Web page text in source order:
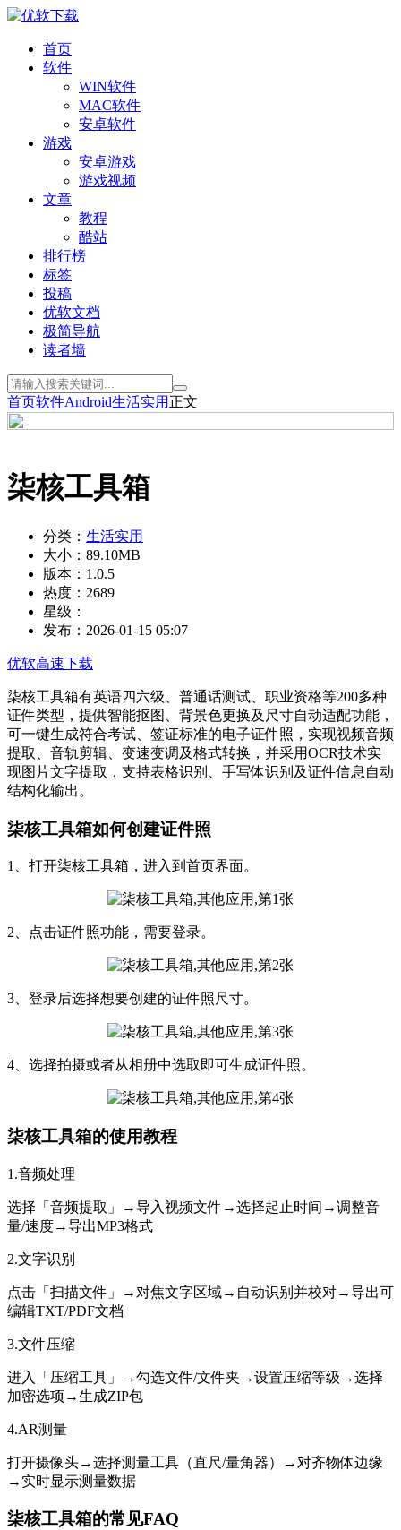
首页
软件
WIN软件
MAC软件
安卓软件
游戏
安卓游戏
游戏视频
文章
教程
酷站
排行榜
标签
投稿
优软文档
极简导航
读者墙
首页软件Android生活实用 正文
柒核工具箱
分类： 生活实用
大小： 89.10MB
版本： 1.0.5
热度： 2689
星级：
发布： 2026-01-15 05:07
优软高速下载
柒核工具箱有英语四六级、普通话测试、职业资格等200多种
证件类型，提供智能抠图、背景色更换及尺寸自动适配功能，
可一键生成符合考试、签证标准的电子证件照，实现视频音频
提取、音轨剪辑、变速变调及格式转换，并采用OCR技术实
现图片文字提取，支持表格识别、手写体识别及证件信息自动
结构化输出。
柒核工具箱如何创建证件照
1、打开柒核工具箱，进入到首页界面。
2、点击证件照功能，需要登录。
3、登录后选择想要创建的证件照尺寸。
4、选择拍摄或者从相册中选取即可生成证件照。
柒核工具箱的使用教程
1.音频处理
选择「音频提取」→导入视频文件→选择起止时间→调整音
量/速度→导出MP3格式
2.文字识别
点击「扫描文件」→对焦文字区域→自动识别并校对→导出可
编辑TXT/PDF文档
3.文件压缩
进入「压缩工具」→勾选文件/文件夹→设置压缩等级→选择
加密选项→生成ZIP包
4.AR测量
打开摄像头→选择测量工具（直尺/量角器）→对齐物体边缘
→实时显示测量数据
柒核工具箱的常见FAQ